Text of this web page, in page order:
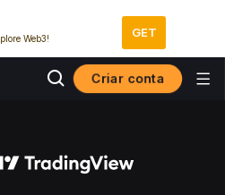
Web3! GET
Criar conta